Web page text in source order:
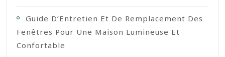
Guide D’Entretien Et De Remplacement Des
Fenêtres Pour Une Maison Lumineuse Et
Confortable